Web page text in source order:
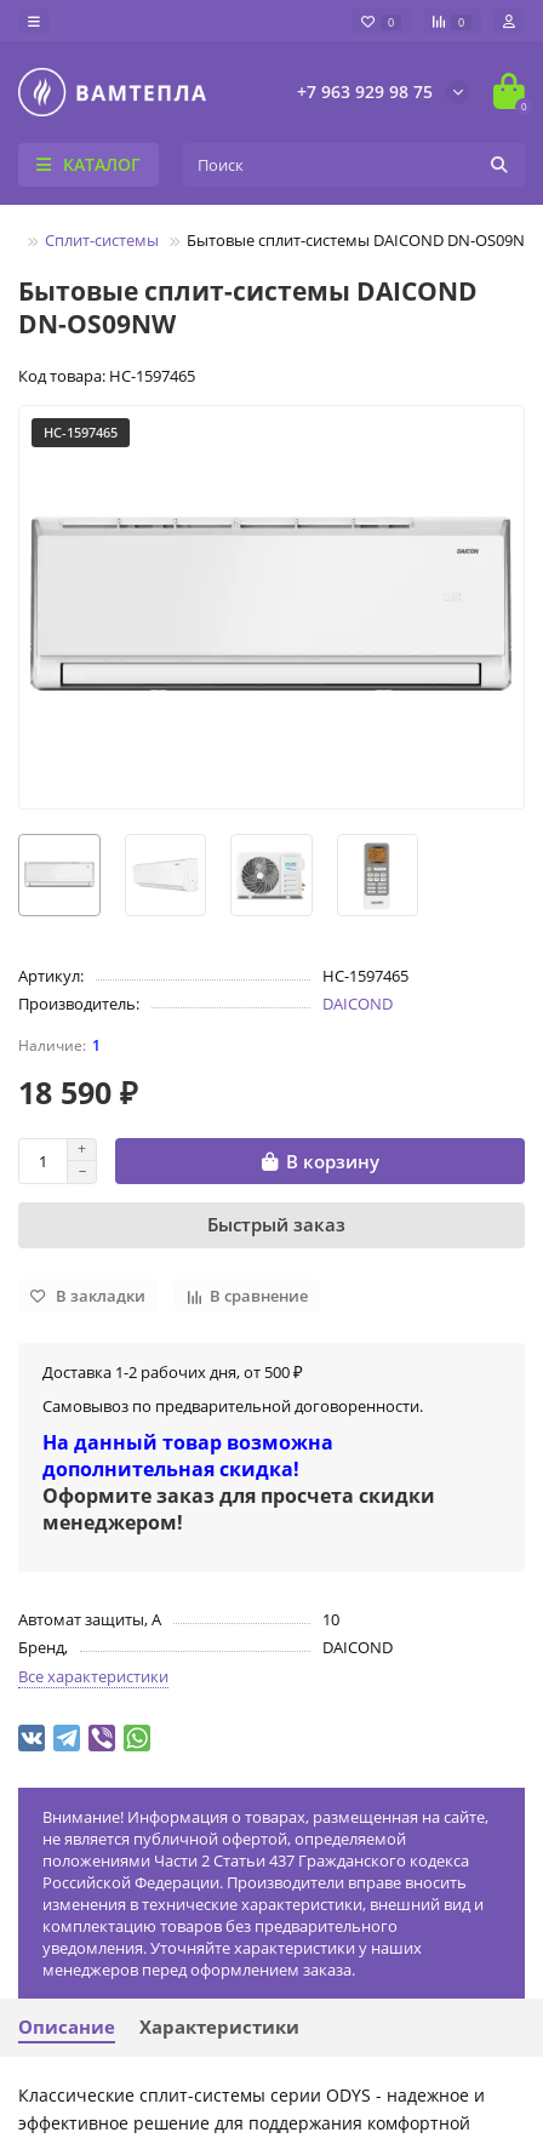
0 0
+7 963 929 98 75
0
КАТАЛОГ
Сплит-системы Бытовые сплит-системы DAICOND DN-OS09NW
Бытовые сплит-системы DAICOND
DN-OS09NW
Код товара: НС-1597465
НС-1597465
Артикул:
НС-1597465
Производитель:
DAICOND
1
18 590 ₽
В корзину
Быстрый заказ
В закладки В сравнение
Доставка 1-2 рабочих дня, от 500 ₽
Самовывоз по предварительной договоренности.
На данный товар возможна
дополнительная скидка!
Оформите заказ для просчета скидки
менеджером!
Автомат защиты, А
10
Бренд,
DAICOND
Все характеристики
Внимание! Информация о товарах, размещенная на сайте,
не является публичной офертой, определяемой
положениями Части 2 Статьи 437 Гражданского кодекса
Российской Федерации. Производители вправе вносить
изменения в технические характеристики, внешний вид и
комплектацию товаров без предварительного
уведомления. Уточняйте характеристики у наших
менеджеров перед оформлением заказа.
Описание Характеристики
Классические сплит-системы серии ODYS - надежное и
эффективное решение для поддержания комфортной